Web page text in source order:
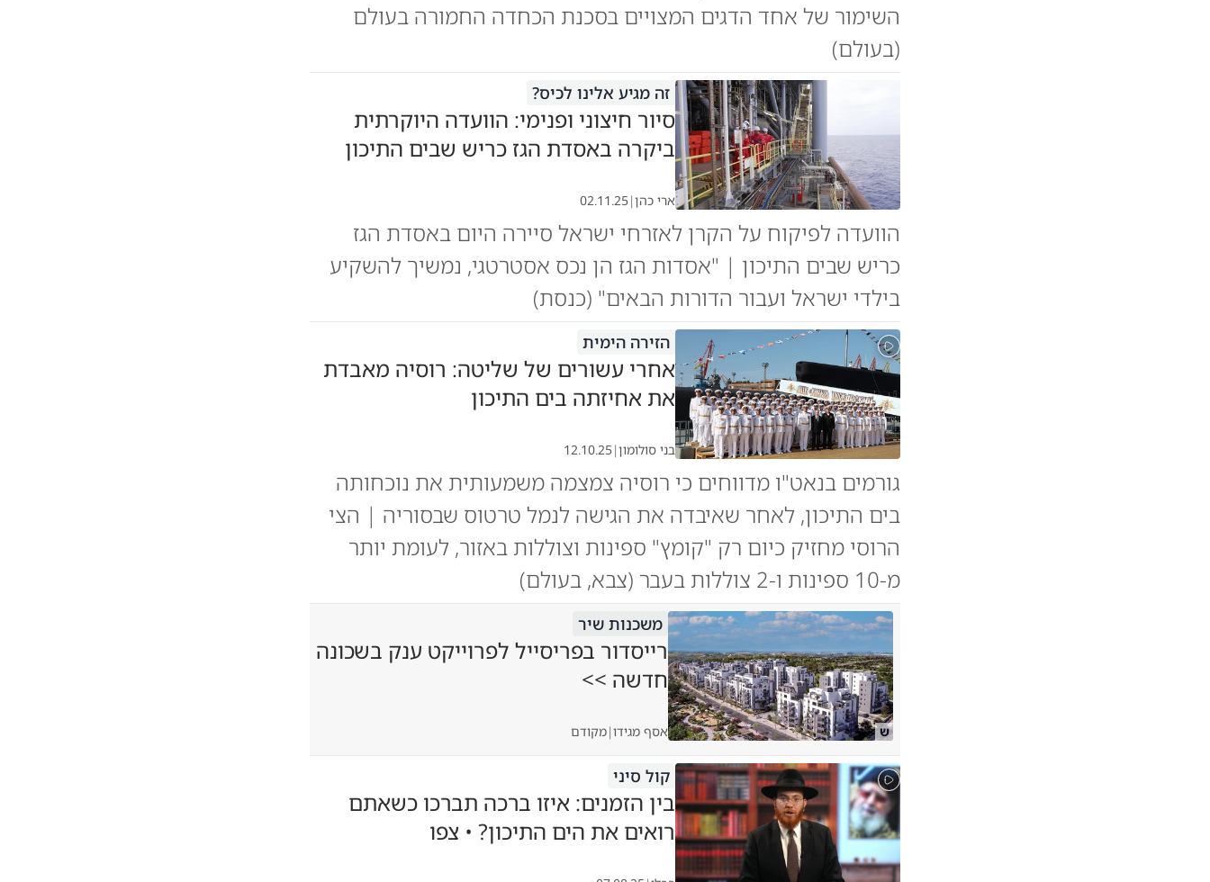
השימור של אחד הדגים המצויים בסכנת הכחדה החמורה בעולם
(בעולם)
זה מגיע אלינו לכיס?
סיור חיצוני ופנימי: הוועדה היוקרתית
ביקרה באסדת הגז כריש שבים התיכון
ארי כהן|
02.11.25
הוועדה לפיקוח על הקרן לאזרחי ישראל סיירה היום באסדת הגז
כריש שבים התיכון | "אסדות הגז הן נכס אסטרטגי, נמשיך להשקיע
בילדי ישראל ועבור הדורות הבאים" (כנסת)
הזירה הימית
אחרי עשורים של שליטה: רוסיה מאבדת
את אחיזתה בים התיכון
בני סולומון|
12.10.25
גורמים בנאט"ו מדווחים כי רוסיה צמצמה משמעותית את נוכחותה
בים התיכון, לאחר שאיבדה את הגישה לנמל טרטוס שבסוריה | הצי
הרוסי מחזיק כיום רק "קומץ" ספינות וצוללות באזור, לעומת יותר
מ-10 ספינות ו-2 צוללות בעבר (צבא, בעולם)
ש
משכנות שיר
רייסדור בפריסייל לפרוייקט ענק בשכונה
חדשה >>
אסף מגידו|מקודם
קול סיני
בין הזמנים: איזו ברכה תברכו כשאתם
רואים את הים התיכון? • צפו